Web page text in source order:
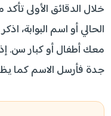
خلال الدقائق الأولى
الحالي أو اسم البوابة،
معك أطفال أو كبار سن.
جدة فأرسل الاسم كما